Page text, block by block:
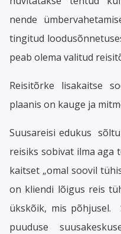
nende
tingitud
peab olema valitud
Reisitõrke lisakaitse
plaanis on kauge ja
Suusareisi edukus
reisiks sobivat ilma aga
kaitset „omal soovil
on kliendi lõigus reis
ükskõik, mis põhjusel.
puuduse